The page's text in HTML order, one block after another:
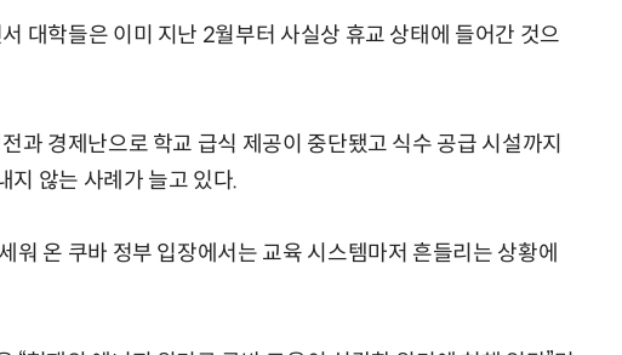
대학들은 이미 지난 2월부터 사실상 휴교 상태에 들어간 것으
과 경제난으로 학교 급식 제공이 중단됐고 식수 공급 시설까지
지 않는 사례가 늘고 있다.
워 온 쿠바 정부 입장에서는 교육 시스템마저 흔들리는 상황에